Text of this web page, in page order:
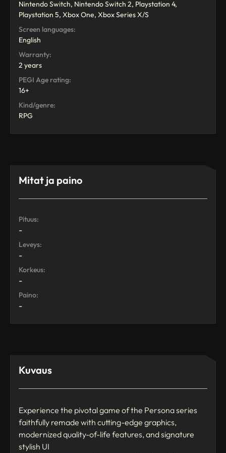
Nintendo Switch, Nintendo Switch 2, Playstation 4,
Playstation 5, Xbox One, Xbox Series X/S
Screen languages:
English
Warranty:
2 years
PEGI Age rating:
16+
Kind/genre:
RPG
Mitat ja paino
Pituus:
-
Leveys:
-
Korkeus:
-
Paino:
-
Kuvaus
Experience the pivotal game of the Persona series
faithfully remade with cutting-edge graphics,
modernized quality-of-life features, and signature
stylish UI